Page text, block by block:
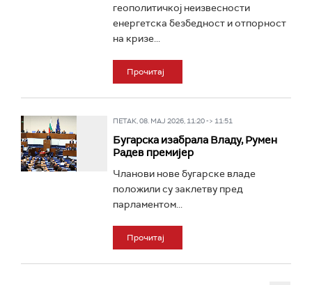
геополитичкој неизвесности
енергетска безбедност и отпорност
на кризе...
Прочитај
ПЕТАК, 08. МАЈ 2026, 11:20 -> 11:51
Бугарска изабрала Владу, Румен
Радев премијер
Чланови нове бугарске владе
положили су заклетву пред
парламентом...
Прочитај